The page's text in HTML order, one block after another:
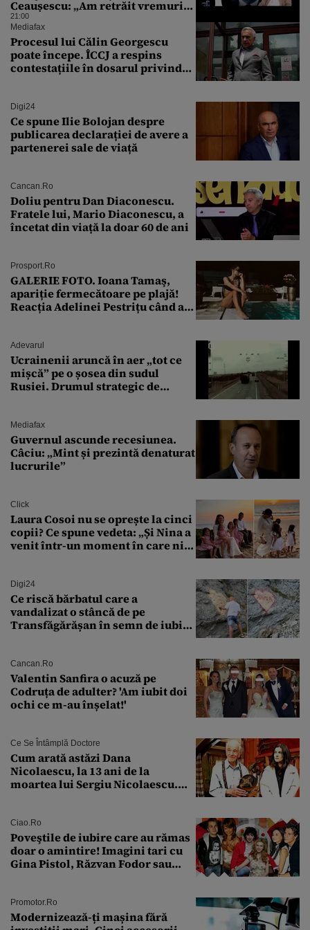
Ceaușescu: „Am retrăit vremurile
tinereții”
21:00
Mediafax
Procesul lui Călin Georgescu
poate începe. ÎCCJ a respins
contestațiile în dosarul privind
Digi24
Ce spune Ilie Bolojan despre
publicarea declarației de avere a
partenerei sale de viață
Cancan.ro
Doliu pentru Dan Diaconescu.
Fratele lui, Mario Diaconescu, a
încetat din viață la doar 60 de ani
Prosport.ro
GALERIE FOTO. Ioana Tamaş,
apariție fermecătoare pe plajă!
Reacția Adelinei Pestrițu când a
Adevarul
Ucrainenii aruncă în aer „tot ce
mișcă” pe o șosea din sudul
Rusiei. Drumul strategic de
Mediafax
Guvernul ascunde recesiunea.
Câciu: „Mint și prezintă denaturat
lucrurile”
Click
Laura Cosoi nu se oprește la cinci
copii? Ce spune vedeta: „Și Nina a
venit într-un moment în care nici
Digi24
Ce riscă bărbatul care a
vandalizat o stâncă de pe
Transfăgărășan în semn de iubire
Cancan.ro
Valentin Sanfira o acuză pe
Codruța de adulter? 'Am iubit doi
ochi ce m-au înșelat!'
Ce Se Întâmplă Doctore
Cum arată astăzi Dana
Nicolaescu, la 13 ani de la
moartea lui Sergiu Nicolaescu.
Ciao.ro
Poveştile de iubire care au rămas
doar o amintire! Imagini tari cu
Gina Pistol, Răzvan Fodor sau
Promotor.ro
Modernizează-ți mașina fără